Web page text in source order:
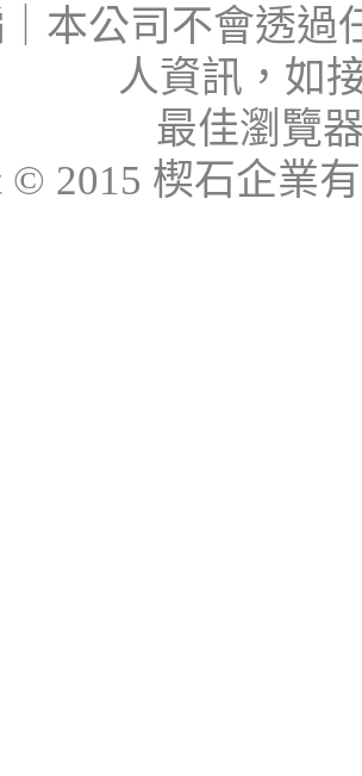
本公司不會透過
人資訊，如
最佳瀏覽
© 2015 楔石企業